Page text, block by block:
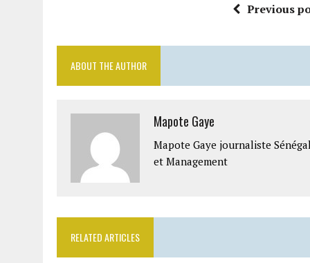
Previous
ABOUT THE AUTHOR
Mapote Gaye
Mapote Gaye journaliste
et Management
RELATED ARTICLES